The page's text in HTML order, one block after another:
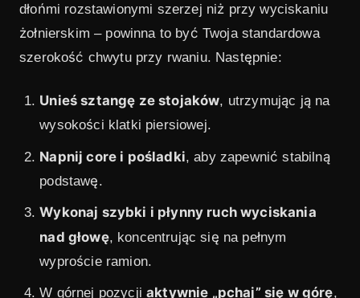
dłońmi rozstawionymi szerzej niż przy wyciskaniu
żołnierskim – powinna to być Twoja standardowa
szerokość chwytu przy rwaniu. Następnie:
Unieś sztangę ze stojaków, utrzymując ją na
wysokości klatki piersiowej.
Napnij core i pośladki, aby zapewnić stabilną
podstawę.
Wykonaj szybki i płynny ruch wyciskania
nad głowę, koncentrując się na pełnym
wyproście ramion.
W górnej pozycjiaktywnie „pchaj” się w górę,